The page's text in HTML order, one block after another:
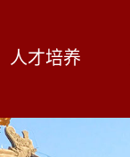
人才培养